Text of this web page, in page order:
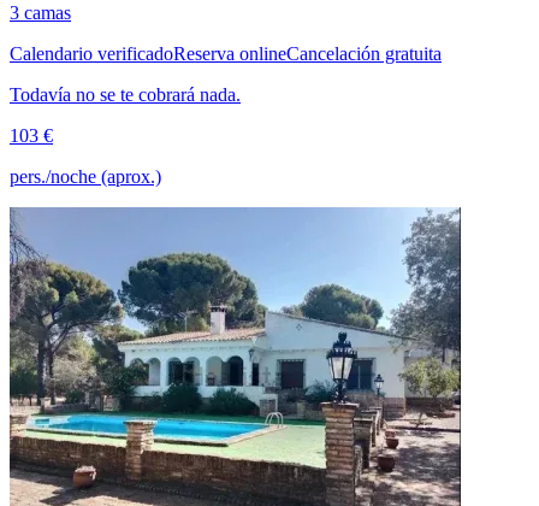
3 camas
Calendario verificadoReserva onlineCancelación gratuita
Todavía no se te cobrará nada.
103 €
pers./noche (aprox.)